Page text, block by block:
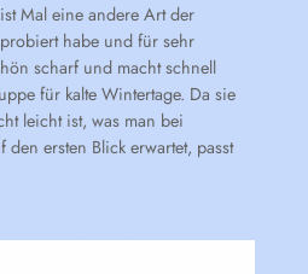
Mal eine andere Art der
habe und für sehr
scharf und macht schnell
für kalte Wintertage. Da sie
leicht ist, was man bei
ersten Blick erwartet, passt